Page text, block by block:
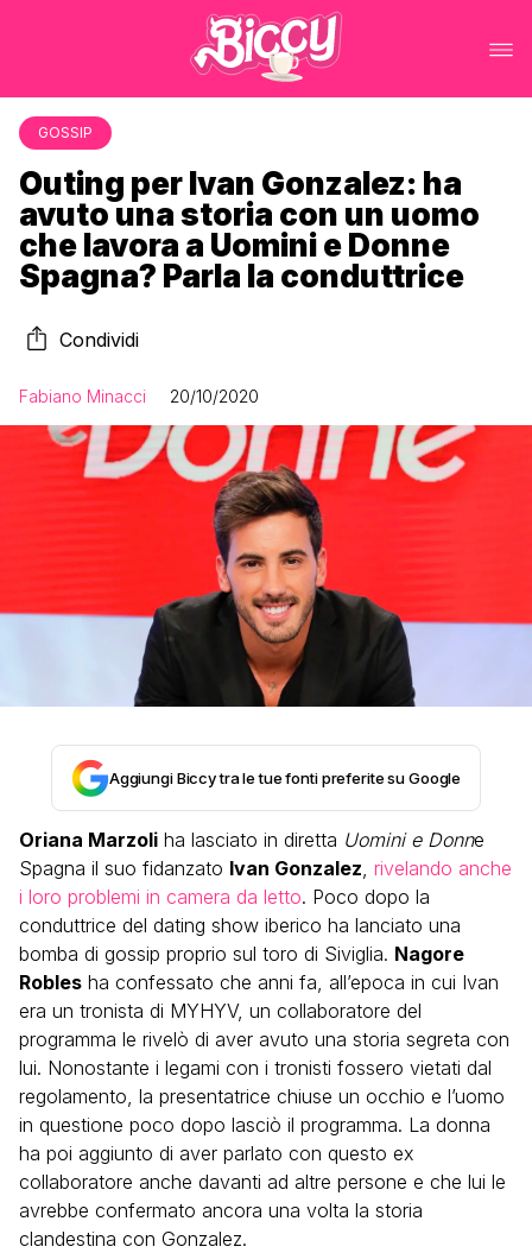
GOSSIP
Outing per Ivan Gonzalez: ha
avuto una storia con un uomo
che lavora a Uomini e Donne
Spagna? Parla la conduttrice
Condividi
Fabiano Minacci 20/10/2020
Aggiungi Biccy tra le tue fonti preferite su Google
Oriana Marzoli ha lasciato in diretta Uomini e Donne
Spagna il suo fidanzato Ivan Gonzalez, rivelando anche
i loro problemi in camera da letto. Poco dopo la
conduttrice del dating show iberico ha lanciato una
bomba di gossip proprio sul toro di Siviglia. Nagore
Robles ha confessato che anni fa, all’epoca in cui Ivan
era un tronista di MYHYV, un collaboratore del
programma le rivelò di aver avuto una storia segreta con
lui. Nonostante i legami con i tronisti fossero vietati dal
regolamento, la presentatrice chiuse un occhio e l’uomo
in questione poco dopo lasciò il programma. La donna
ha poi aggiunto di aver parlato con questo ex
collaboratore anche davanti ad altre persone e che lui le
avrebbe confermato ancora una volta la storia
clandestina con Gonzalez.